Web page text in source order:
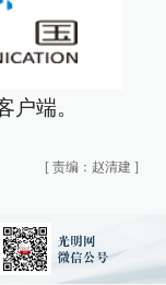
户端。
[ 责编：赵清建 ]